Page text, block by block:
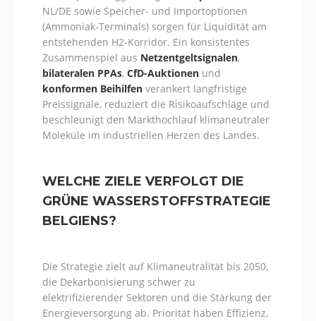
NL/DE sowie Speicher- und Importoptionen
(Ammoniak-Terminals) sorgen für Liquidität am
entstehenden H2-Korridor. Ein konsistentes
Zusammenspiel aus Netzentgeltsignalen,
bilateralen PPAs, CfD-Auktionen und
konformen Beihilfen verankert langfristige
Preissignale, reduziert die Risikoaufschläge und
beschleunigt den Markthochlauf klimaneutraler
Moleküle im industriellen Herzen des Landes.
WELCHE ZIELE VERFOLGT DIE
GRÜNE WASSERSTOFFSTRATEGIE
BELGIENS?
Die Strategie zielt auf Klimaneutralität bis 2050,
die Dekarbonisierung schwer zu
elektrifizierender Sektoren und die Stärkung der
Energieversorgung ab. Priorität haben Effizienz,